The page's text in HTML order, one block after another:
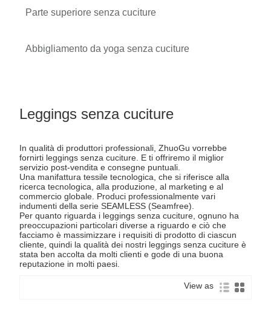
Parte superiore senza cuciture
Abbigliamento da yoga senza cuciture
Leggings senza cuciture
In qualità di produttori professionali, ZhuoGu vorrebbe
fornirti leggings senza cuciture. E ti offriremo il miglior
servizio post-vendita e consegne puntuali.
Una manifattura tessile tecnologica, che si riferisce alla
ricerca tecnologica, alla produzione, al marketing e al
commercio globale. Produci professionalmente vari
indumenti della serie SEAMLESS (Seamfree).
Per quanto riguarda i leggings senza cuciture, ognuno ha
preoccupazioni particolari diverse a riguardo e ciò che
facciamo è massimizzare i requisiti di prodotto di ciascun
cliente, quindi la qualità dei nostri leggings senza cuciture è
stata ben accolta da molti clienti e gode di una buona
reputazione in molti paesi.
View as